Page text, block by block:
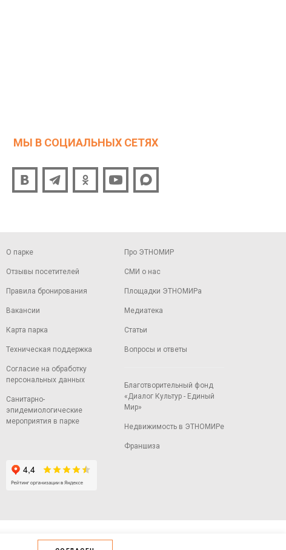
МЫ В СОЦИАЛЬНЫХ СЕТЯХ
О парке
Отзывы посетителей
Правила бронирования
Вакансии
Карта парка
Техническая поддержка
Согласие на обработку
персональных данных
Санитарно-
эпидемиологические
мероприятия в парке
Про ЭТНОМИР
СМИ о нас
Площадки ЭТНОМИРа
Медиатека
Статьи
Вопросы и ответы
Благотворительный фонд
«Диалог Культур - Единый
Мир»
Недвижимость в ЭТНОМИРе
Франшиза